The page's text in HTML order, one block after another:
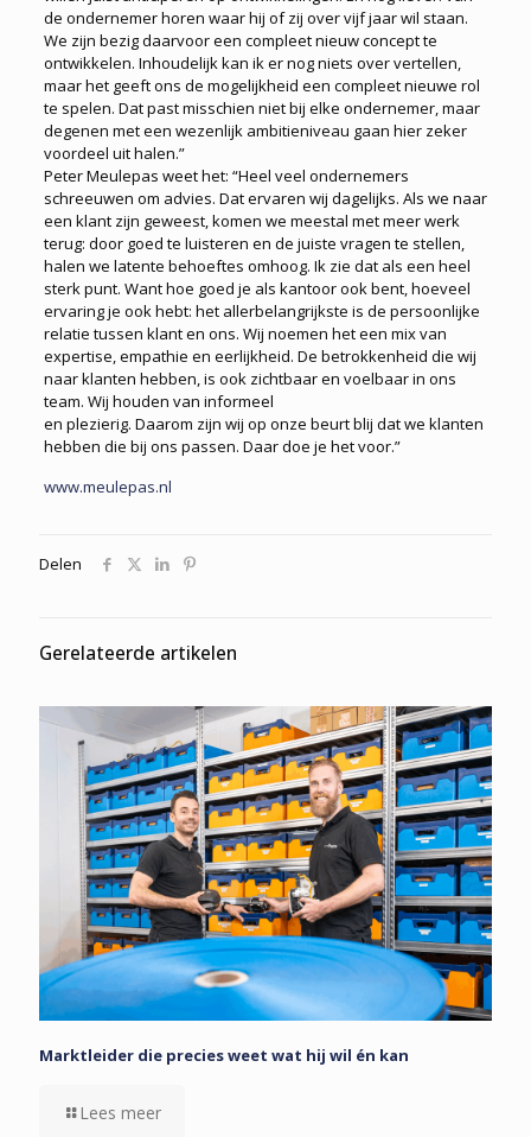
de ondernemer horen waar hij of zij over vijf jaar wil staan.
We zijn bezig daarvoor een compleet nieuw concept te
ontwikkelen. Inhoudelijk kan ik er nog niets over vertellen,
maar het geeft ons de mogelijkheid een compleet nieuwe rol
te spelen. Dat past misschien niet bij elke ondernemer, maar
degenen met een wezenlijk ambitieniveau gaan hier zeker
voordeel uit halen.”
Peter Meulepas weet het: “Heel veel ondernemers
schreeuwen om advies. Dat ervaren wij dagelijks. Als we naar
een klant zijn geweest, komen we meestal met meer werk
terug: door goed te luisteren en de juiste vragen te stellen,
halen we latente behoeftes omhoog. Ik zie dat als een heel
sterk punt. Want hoe goed je als kantoor ook bent, hoeveel
ervaring je ook hebt: het allerbelangrijkste is de persoonlijke
relatie tussen klant en ons. Wij noemen het een mix van
expertise, empathie en eerlijkheid. De betrokkenheid die wij
naar klanten hebben, is ook zichtbaar en voelbaar in ons
team. Wij houden van informeel
en plezierig. Daarom zijn wij op onze beurt blij dat we klanten
hebben die bij ons passen. Daar doe je het voor.”
www.meulepas.nl
Delen
Gerelateerde artikelen
Marktleider die precies weet wat hij wil én kan
Lees meer